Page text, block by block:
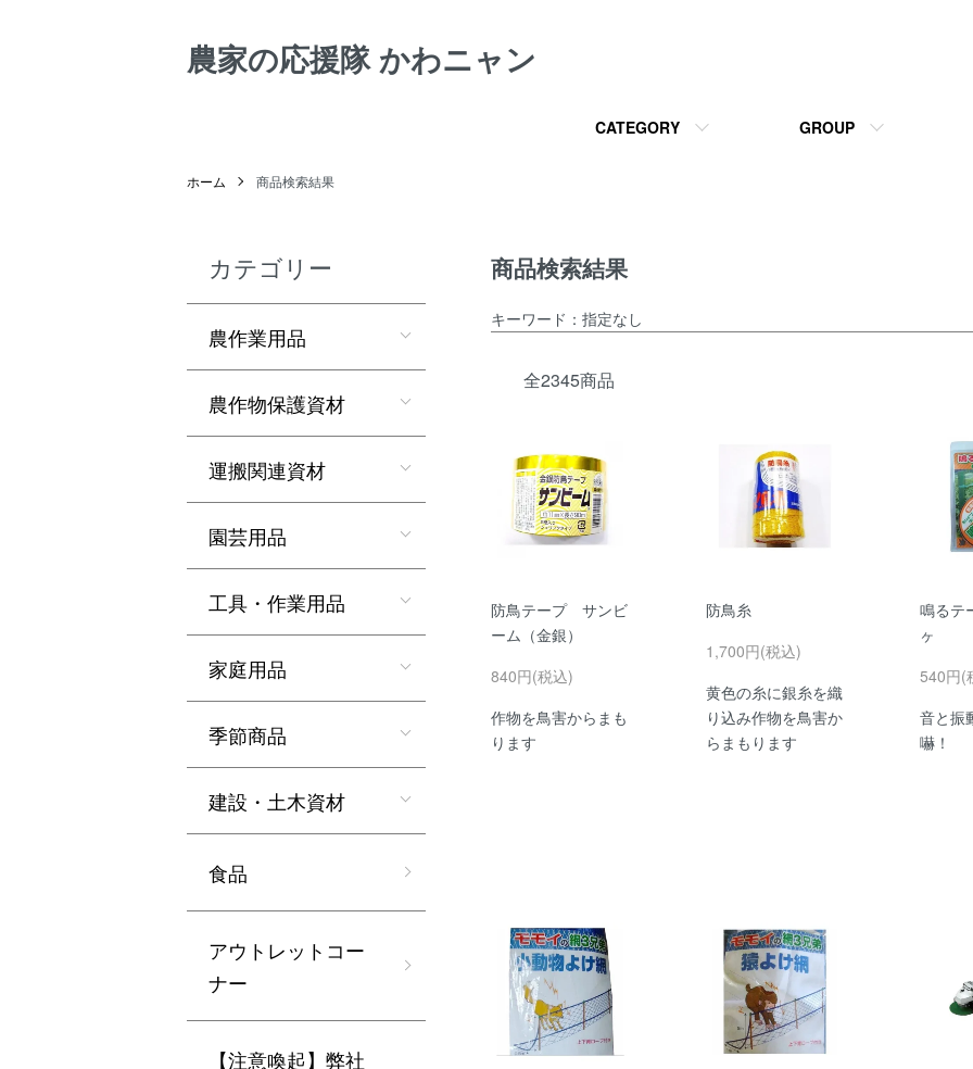
農家の応援隊 かわニャン
CATEGORY GROUP
ホーム 商品検索結果
商品検索結果
キーワード：指定なし
全2345商品
防鳥テープ サンビ
ーム（金銀）
840円(税込)
作物を鳥害からまも
ります
防鳥糸
1,700円(税込)
黄色の糸に銀糸を織
り込み作物を鳥害か
らまもります
鳴るテ
ヶ
540円(
音と振
嚇！
カテゴリー
農作業用品
農作物保護資材
運搬関連資材
園芸用品
工具・作業用品
家庭用品
季節商品
建設・土木資材
食品
アウトレットコー
ナー
【注意喚起】弊社